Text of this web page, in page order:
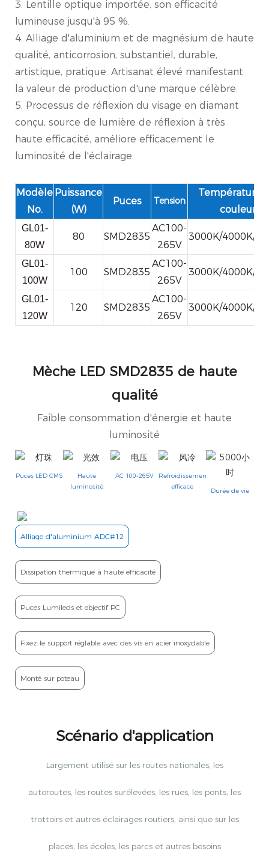
3. Lentille optique importée, son efficacité
lumineuse jusqu'à 95 %.
4. Alliage d'aluminium et de magnésium de haute
qualité, anticorrosion, substantiel, durable,
artistique, pratique. Artisanat élevé manifestant
la valeur de production d'une marque célèbre.
5. Processus de réflexion du visage en diamant
conçu, source de lumière de réflexion à très
haute efficacité, améliore efficacement le
luminosité de l'éclairage.
Modèle
No.
Puissance
(W)
Puces Tension
Température
couleur
GL01-
80W
80 SMD2835
AC100-
265V
3000K/4000K/
GL01-
100W
100 SMD2835
AC100-
265V
3000K/4000K/
GL01-
120W
120 SMD2835
AC100-
265V
3000K/4000K/
Mèche LED SMD2835 de haute
qualité
Faible consommation d'énergie et haute
luminosité
Puces LED CMS
Haute
luminosité
AC 100-265V
Refroidissement
efficace
Durée de vie
Alliage d'aluminium ADC#12
Dissipation thermique à haute efficacité
Puces Lumileds et objectif PC
Fixez le support réglable avec des vis en acier inoxydable
Monté sur poteau
Scénario d'application
Largement utilisé sur les routes nationales, les
autoroutes, les routes surélevées, les rues, les ponts, les
trottoirs et autres éclairages routiers, ainsi que sur les
places, les écoles, les parcs et autres besoins